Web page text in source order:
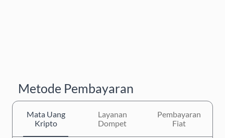
Metode Pembayaran
Mata Uang
Kripto
Layanan
Dompet
Pembayaran
Fiat